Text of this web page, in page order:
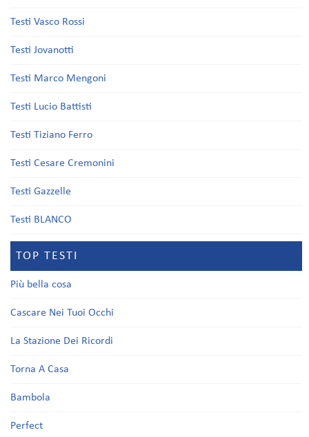
Testi Vasco Rossi
Testi Jovanotti
Testi Marco Mengoni
Testi Lucio Battisti
Testi Tiziano Ferro
Testi Cesare Cremonini
Testi Gazzelle
Testi BLANCO
TOP TESTI
Più bella cosa
Cascare Nei Tuoi Occhi
La Stazione Dei Ricordi
Torna A Casa
Bambola
Perfect